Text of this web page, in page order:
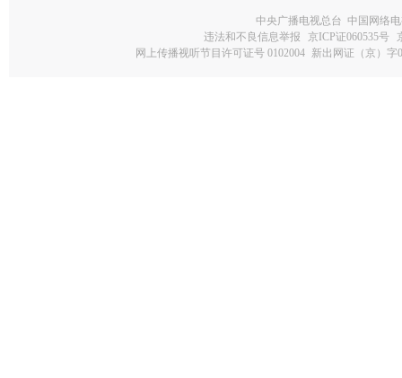
中央广播电视总台 中国网络
违法和不良信息举报
京ICP证060535号
网上传播视听节目许可证号 0102004 新出网证（京）